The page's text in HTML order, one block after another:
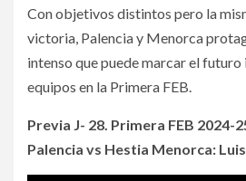
Con objetivos distintos pero la
victoria, Palencia y Menorca
intenso que puede marcar el
equipos en la Primera FEB.
Previa J- 28. Primera FEB 2024-
Palencia vs Hestia Menorca: